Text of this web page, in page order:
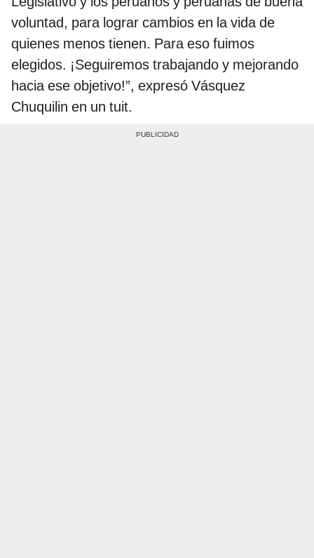
voluntad, para lograr cambios en la vida de
quienes menos tienen. Para eso fuimos
elegidos. ¡Seguiremos trabajando y mejorando
hacia ese objetivo!”, expresó Vásquez
Chuquilin en un tuit.